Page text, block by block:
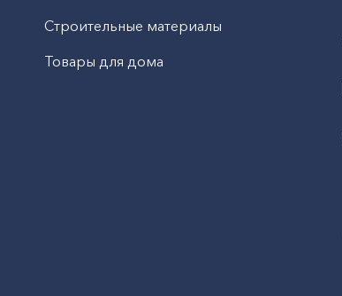
Строительные материалы
Товары для дома